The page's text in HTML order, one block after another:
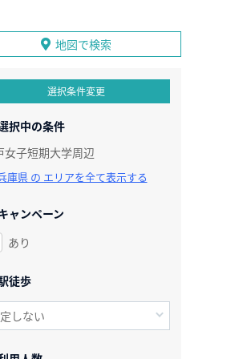
地図で検索
選択条件変更
択中の条件
女子短期大学周辺
庫県 の エリアを全て表示する
ャンペーン
あり
徒歩